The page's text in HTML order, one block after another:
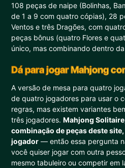
108 peças de naipe (Bolinhas,
de 1 a 9 com quatro cópias), 28
Ventos e três Dragões, com
peças bônus (quatro Flores e
único, mas combinando dentro
Dá para jogar Mahjong
A versão de mesa para quatro
de quatro jogadores para usar o
regras, mas existem variantes
três jogadores.Mahjong
combinação de peças deste
jogador — então essa pergunta
você quiser jogar com outra
mesmo tabuleiro ou competir em